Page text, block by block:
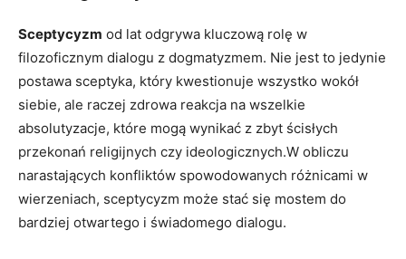
Sceptycyzm ‍od lat odgrywa kluczową rolę w​
filozoficznym dialogu ⁣z dogmatyzmem. ⁢Nie jest​ to jedynie
postawa sceptyka, który‌ kwestionuje wszystko wokół
siebie, ale raczej zdrowa⁤ reakcja‍ na wszelkie
⁢absolutyzacje, które​ mogą wynikać z zbyt ścisłych
przekonań religijnych czy ideologicznych.W ‍obliczu
narastających konfliktów spowodowanych ⁢różnicami ​w
wierzeniach, sceptycyzm‍ może stać się mostem do
bardziej⁤ otwartego i świadomego dialogu.